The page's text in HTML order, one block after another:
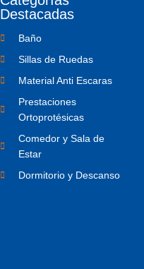
Destacadas
Baño
Sillas de Ruedas
Material Anti Escaras
Prestaciones
Ortoprotésicas
Comedor y Sala de
Estar
Dormitorio y Descanso